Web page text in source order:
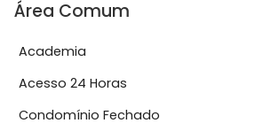
Área Comum
Academia
Acesso 24 Horas
Condomínio Fechado